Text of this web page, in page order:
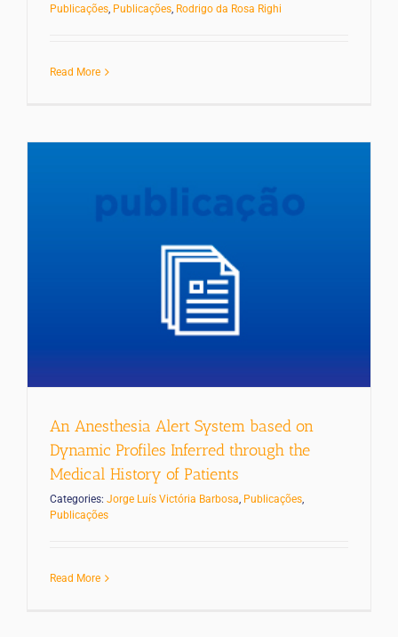
Publicações, Publicações, Rodrigo da Rosa Righi
Read More
An Anesthesia Alert System based on
Dynamic Profiles Inferred through the
Medical History of Patients
Categories: Jorge Luís Victória Barbosa, Publicações,
Publicações
Read More